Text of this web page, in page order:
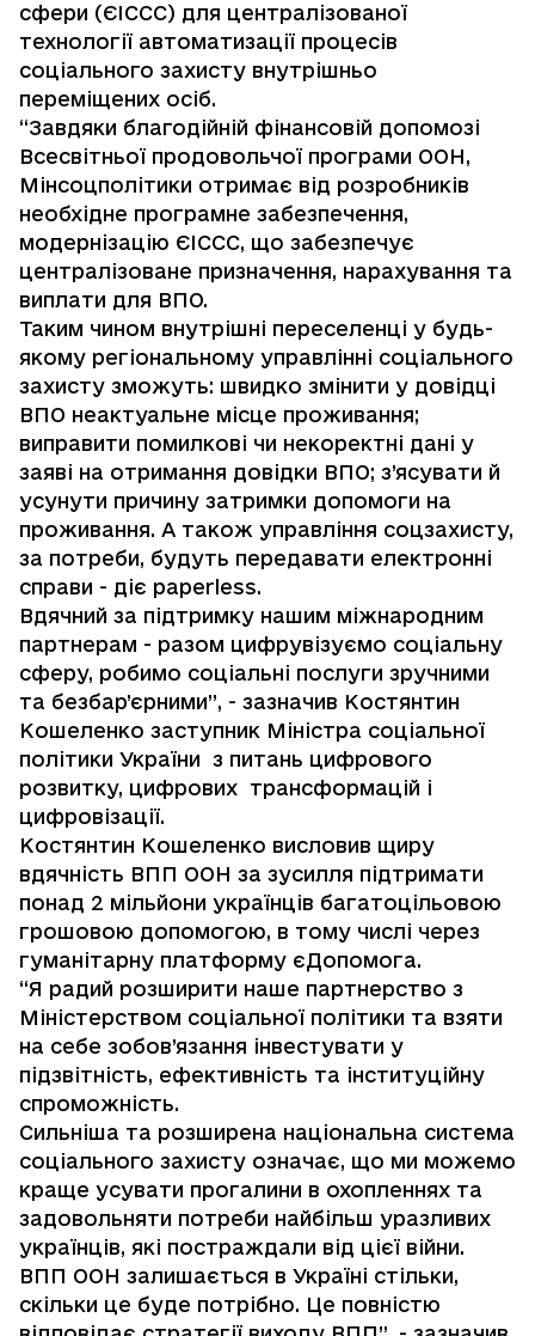
сфери (ЄІССС) для централізованої
технології автоматизації процесів
соціального захисту внутрішньо
переміщених осіб.
“Завдяки благодійній фінансовій допомозі
Всесвітньої продовольчої програми ООН,
Мінсоцполітики отримає від розробників
необхідне програмне забезпечення,
модернізацію ЄІССС, що забезпечує
централізоване призначення, нарахування та
виплати для ВПО.
Таким чином внутрішні переселенці у будь-
якому регіональному управлінні соціального
захисту зможуть: швидко змінити у довідці
ВПО неактуальне місце проживання;
виправити помилкові чи некоректні дані у
заяві на отримання довідки ВПО; з’ясувати й
усунути причину затримки допомоги на
проживання. А також управління соцзахисту,
за потреби, будуть передавати електронні
справи - діє paperless.
Вдячний за підтримку нашим міжнародним
партнерам - разом цифрувізуємо соціальну
сферу, робимо соціальні послуги зручними
та безбар’єрними”, - зазначив Костянтин
Кошеленко заступник Міністра соціальної
політики України з питань цифрового
розвитку, цифрових трансформацій і
цифровізації.
Костянтин Кошеленко висловив щиру
вдячність ВПП ООН за зусилля підтримати
понад 2 мільйони українців багатоцільовою
грошовою допомогою, в тому числі через
гуманітарну платформу єДопомога.
“Я радий розширити наше партнерство з
Міністерством соціальної політики та взяти
на себе зобов’язання інвестувати у
підзвітність, ефективність та інституційну
спроможність.
Сильніша та розширена національна система
соціального захисту означає, що ми можемо
краще усувати прогалини в охопленнях та
задовольняти потреби найбільш уразливих
українців, які постраждали від цієї війни.
ВПП ООН залишається в Україні стільки,
скільки це буде потрібно. Це повністю